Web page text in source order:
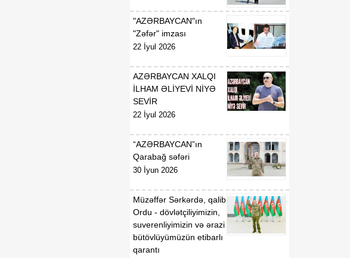
Azərbaycan və
Ermənistan arasında sülh
inkişaf mərhələsinin
əsasını qoya bilər
16:27
07 Avqust
"AZƏRBAYCAN"ın
"Zəfər" imzası
22 İyul 2026
AZƏRBAYCAN XALQI
İLHAM ƏLİYEVİ NİYƏ
SEVİR
22 İyul 2026
“AZƏRBAYCAN”ın
Qarabağ səfəri
30 İyun 2026
Müzəffər Sərkərdə, qalib
Ordu - dövlətçiliyimizin,
suverenliyimizin və ərazi
bütövlüyümüzün etibarlı
qarantı